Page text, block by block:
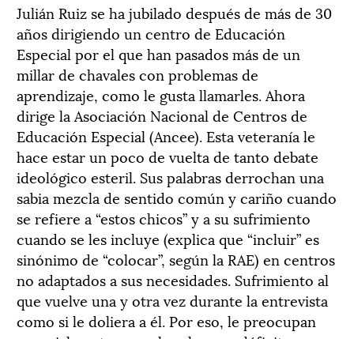
Julián Ruiz se ha jubilado después de más de 30
años dirigiendo un centro de Educación
Especial por el que han pasados más de un
millar de chavales con problemas de
aprendizaje, como le gusta llamarles. Ahora
dirige la Asociación Nacional de Centros de
Educación Especial (Ancee). Esta veteranía le
hace estar un poco de vuelta de tanto debate
ideológico esteril. Sus palabras derrochan una
sabia mezcla de sentido común y cariño cuando
se refiere a “estos chicos” y a su sufrimiento
cuando se les incluye (explica que “incluir” es
sinónimo de “colocar”, según la RAE) en centros
no adaptados a sus necesidades. Sufrimiento al
que vuelve una y otra vez durante la entrevista
como si le doliera a él. Por eso, le preocupan